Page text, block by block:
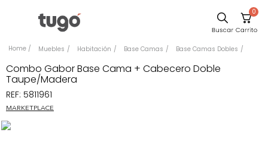
0
Muebles Habitación Base Camas Base Camas Dobles
Combo Gabor Base Cama + Cabecero Doble
Taupe/Madera
REF: 5811961
MARKETPLACE
Comedor
Silla
Escritorio